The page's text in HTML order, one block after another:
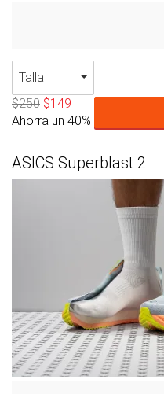
Talla
$250 $149
Ahorra un 40%
ASICS Superblast 2